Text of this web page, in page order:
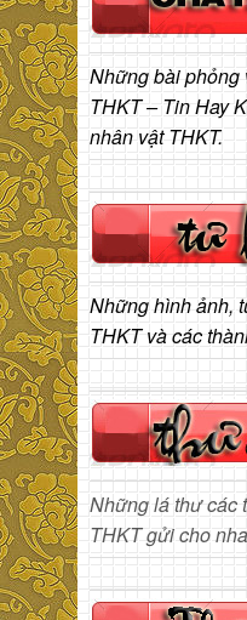
Những bài phỏng
THKT – Tin Hay
nhân vật THKT.
Những hình ảnh,
THKT và các
Những lá thư các
THKT gửi cho